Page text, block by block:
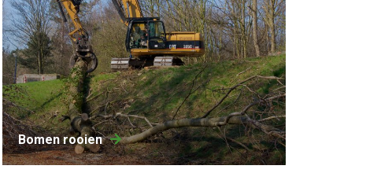
Bomen rooien